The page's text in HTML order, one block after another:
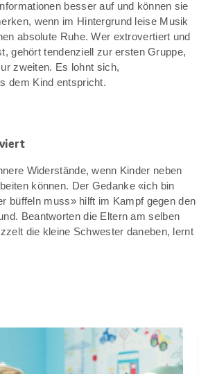
besser auf und können sie
wenn im Hintergrund leise Musik
absolute Ruhe. Wer extrovertiert und
gehört tendenziell zur ersten Gruppe,
zweiten. Es lohnt sich,
dem Kind entspricht.
Widerstände, wenn Kinder neben
können. Der Gedanke «ich bin
büffeln muss» hilft im Kampf gegen den
Beantworten die Eltern am selben
die kleine Schwester daneben, lernt